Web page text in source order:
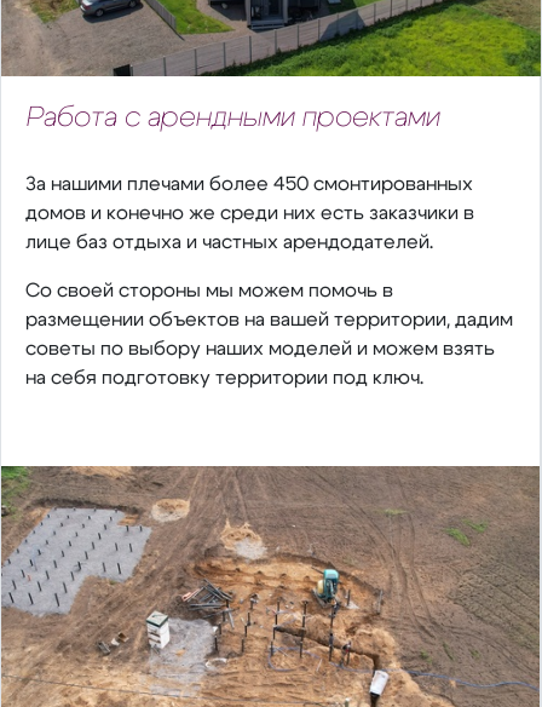
Работа с арендными проектами
За нашими плечами более 450 смонтированных
домов и конечно же среди них есть заказчики в
лице баз отдыха и частных арендодателей.
Со своей стороны мы можем помочь в
размещении объектов на вашей территории, дадим
советы по выбору наших моделей и можем взять
на себя подготовку территории под ключ.